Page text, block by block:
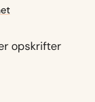
opskrifter